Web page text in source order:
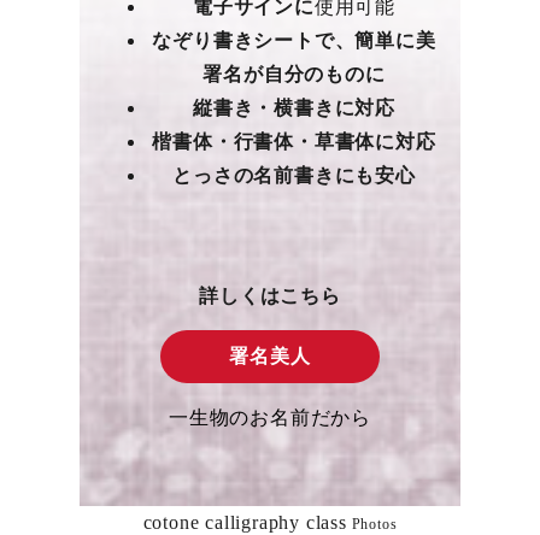
電子サインに使用可能
なぞり書きシートで、簡単に美
署名が自分のものに
縦書き・横書きに対応
楷書体・行書体・草書体に対応
とっさの名前書きにも安心
詳しくはこちら
署名美人
一生物のお名前だから
cotone calligraphy class Photos